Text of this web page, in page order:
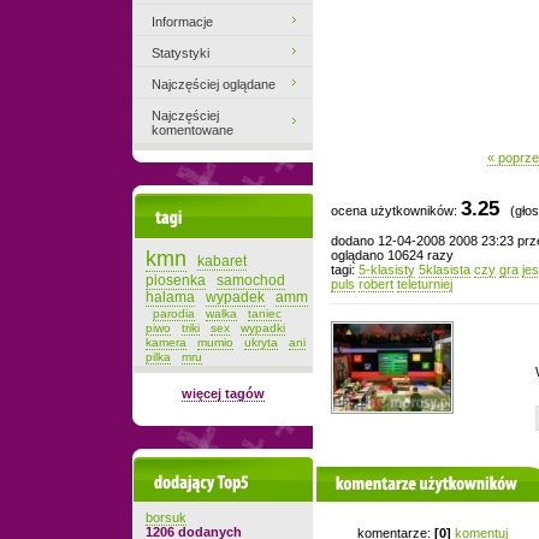
«
ocena użytkowników: 3.25
dodano 12-04-2008 2008 23:23
oglądano 10624 razy
tagi: 5-klasisty 5klasista czy gra
puls robert teleturniej
komentarze użytkowników
komentarze: [0] komentuj
Informacje
Statystyki
Najczęściej oglądane
Najczęściej
komentowane
kmn
kabaret
piosenka
samochod
halama
wypadek amm
parodia walka
taniec
piwo
triki sex
wypadki
kamera
mumio ukryta
ani
pilka
mru
więcej tagów
Dodający top-5
borsuk
1206 dodanych